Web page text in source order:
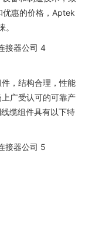
优惠的价格，Aptek
，结构合理，性能
广受认可的可靠产
缆组件具有以下特